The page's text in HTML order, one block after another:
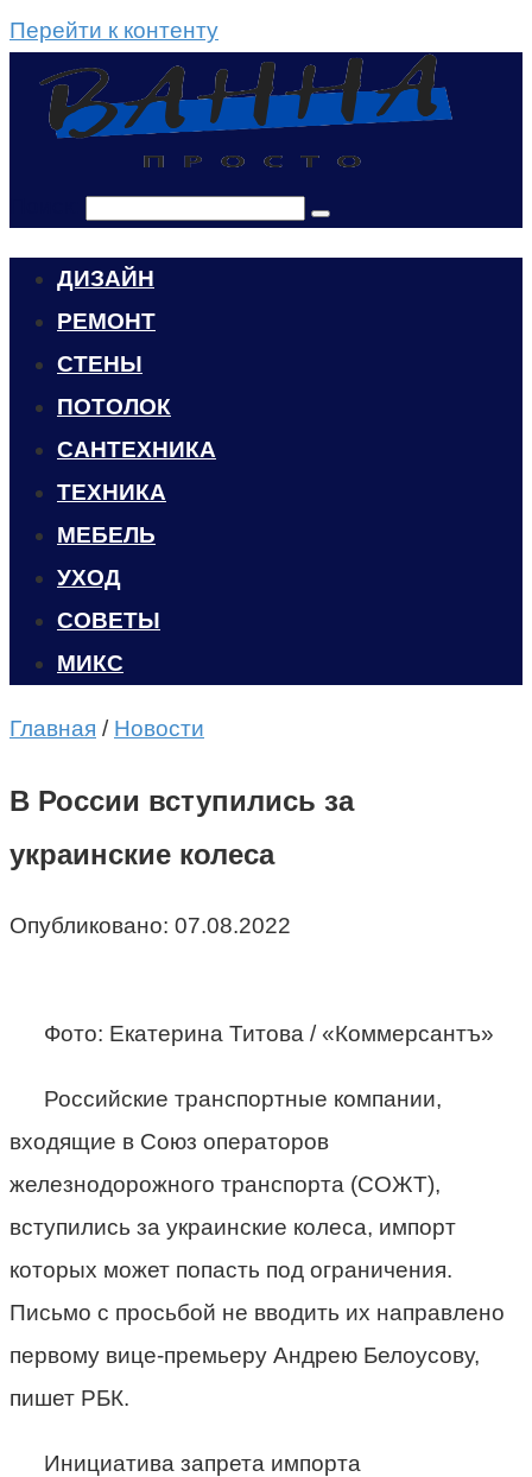
Перейти к контенту
ДИЗАЙН
РЕМОНТ
СТЕНЫ
ПОТОЛОК
САНТЕХНИКА
ТЕХНИКА
МЕБЕЛЬ
УХОД
CОВЕТЫ
МИКС
Главная / Новости
В России вступились за
украинские колеса
Опубликовано: 07.08.2022
Фото: Екатерина Титова / «Коммерсантъ»
Российские транспортные компании,
входящие в Союз операторов
железнодорожного транспорта (СОЖТ),
вступились за украинские колеса, импорт
которых может попасть под ограничения.
Письмо с просьбой не вводить их направлено
первому вице-премьеру Андрею Белоусову,
пишет РБК.
Инициатива запрета импорта